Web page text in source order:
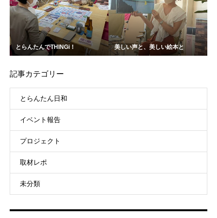
とらんたんでTHINGi！ 美しい声と、美しい絵本と
記事カテゴリー
とらんたん日和
イベント報告
プロジェクト
取材レポ
未分類